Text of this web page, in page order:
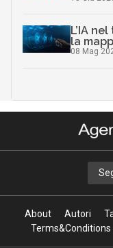
L’IA
la
08 Mag
About Autori